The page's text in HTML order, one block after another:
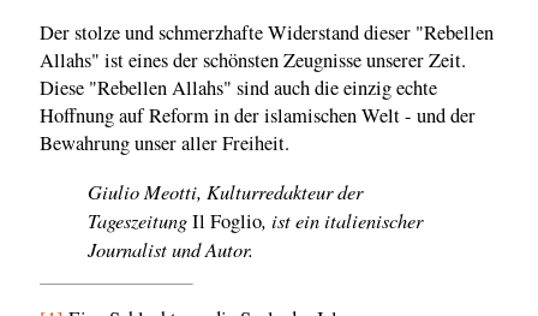
Der stolze und schmerzhafte Widerstand dieser "Rebellen
Allahs" ist eines der schönsten Zeugnisse unserer Zeit.
Diese "Rebellen Allahs" sind auch die einzig echte
Hoffnung auf Reform in der islamischen Welt - und der
Bewahrung unser aller Freiheit.
Giulio Meotti, Kulturredakteur der
TageszeitungIl Foglio, ist ein italienischer
Journalist und Autor.